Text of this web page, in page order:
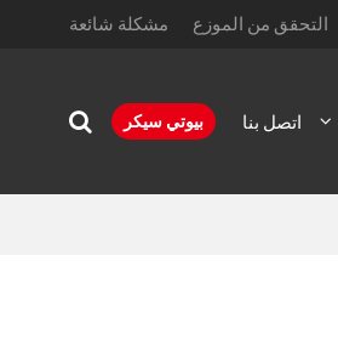
التحقق من الموزع مشكلة شائعة
اتصل بنا بيوتي سيكر